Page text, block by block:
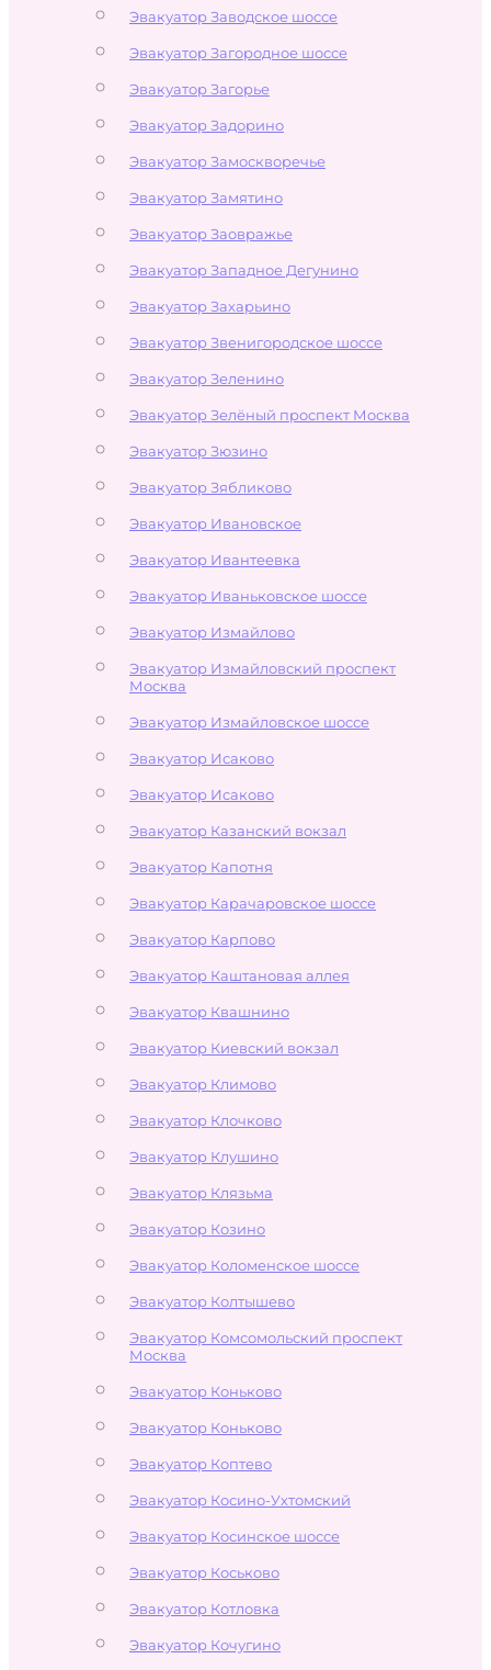
Эвакуатор Заводское шоссе
Эвакуатор Загородное шоссе
Эвакуатор Загорье
Эвакуатор Задорино
Эвакуатор Замоскворечье
Эвакуатор Замятино
Эвакуатор Заовражье
Эвакуатор Западное Дегунино
Эвакуатор Захарьино
Эвакуатор Звенигородское шоссе
Эвакуатор Зеленино
Эвакуатор Зелёный проспект Москва
Эвакуатор Зюзино
Эвакуатор Зябликово
Эвакуатор Ивановское
Эвакуатор Ивантеевка
Эвакуатор Иваньковское шоссе
Эвакуатор Измайлово
Эвакуатор Измайловский проспект
Москва
Эвакуатор Измайловское шоссе
Эвакуатор Исаково
Эвакуатор Исаково
Эвакуатор Казанский вокзал
Эвакуатор Капотня
Эвакуатор Карачаровское шоссе
Эвакуатор Карпово
Эвакуатор Каштановая аллея
Эвакуатор Квашнино
Эвакуатор Киевский вокзал
Эвакуатор Климово
Эвакуатор Клочково
Эвакуатор Клушино
Эвакуатор Клязьма
Эвакуатор Козино
Эвакуатор Коломенское шоссе
Эвакуатор Колтышево
Эвакуатор Комсомольский проспект
Москва
Эвакуатор Коньково
Эвакуатор Коньково
Эвакуатор Коптево
Эвакуатор Косино-Ухтомский
Эвакуатор Косинское шоссе
Эвакуатор Коськово
Эвакуатор Котловка
Эвакуатор Кочугино